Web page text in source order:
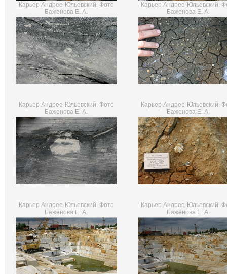
Карьер Андрее-Юльевский. Фото
Баженова Е. А.
Карьер Андрее-Юльевский.
Баженова Е. А.
Карьер Андрее-Юльевский. Фото
Баженова Е. А.
Карьер Андрее-Юльевский.
Баженова Е. А.
Карьер Андрее-Юльевский. Фото
Баженова Е. А.
Карьер Андрее-Юльевский.
Баженова Е. А.